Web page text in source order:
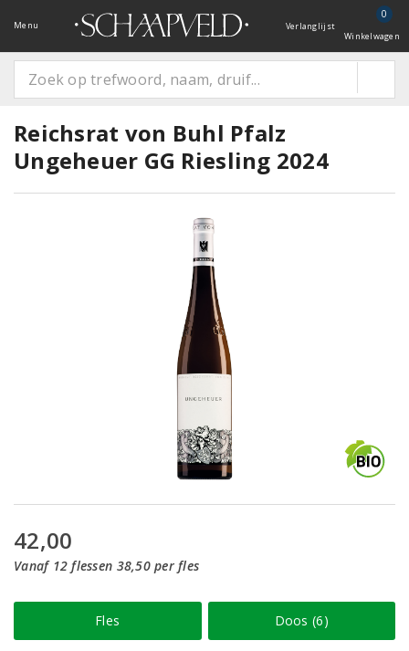
Menu Verlanglijst
0
Winkelwagen
Reichsrat von Buhl Pfalz
Ungeheuer GG Riesling 2024
42,00
Vanaf 12 flessen 38,50 per fles
Fles Doos (6)